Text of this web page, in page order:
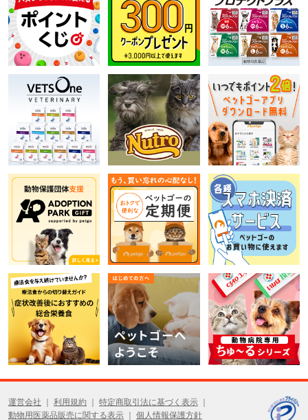
運営会社 利用規約
特定商取引法に基づく表示
動物用医薬品販売に関する表示
個人情報保護方針